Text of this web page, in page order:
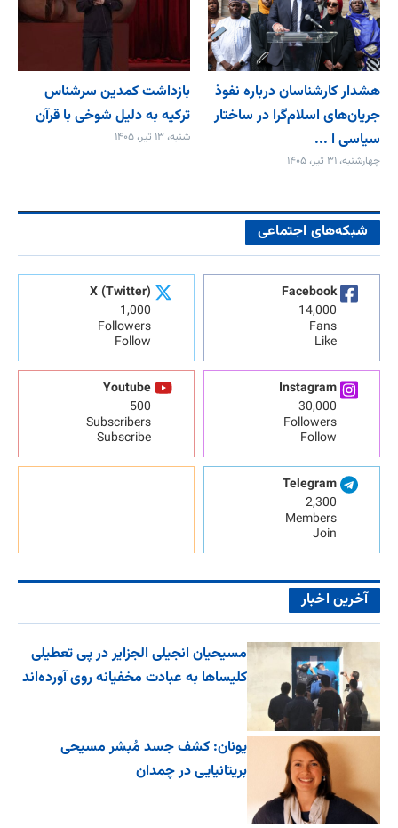
هشدار کارشناسان درباره نفوذ
جریان‌های اسلام‌گرا در ساختار
سیاسی ا ...
چهارشنبه، ۳۱ تیر، ۱۴۰۵
بازداشت کمدین سرشناس
ترکیه به دلیل شوخی با قرآن
شنبه، ۱۳ تیر، ۱۴۰۵
شبکه‌های اجتماعی
Facebook
14,000
Fans
Like
X (Twitter)
1,000
Followers
Follow
Instagram
30,000
Followers
Follow
Youtube
500
Subscribers
Subscribe
Telegram
2,300
Members
Join
آخرین اخبار
مسیحیان انجیلی الجزایر در پی تعطیلی
کلیساها به عبادت مخفیانه روی آورده‌اند
یونان: کشف جسد مُبشر مسیحی
بریتانیایی در چمدان